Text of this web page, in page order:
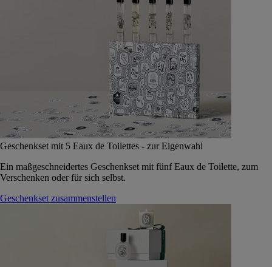
Geschenkset mit 5 Eaux de Toilettes - zur Eigenwahl
Ein maßgeschneidertes Geschenkset mit fünf Eaux de Toilette, zum
Verschenken oder für sich selbst.
Geschenkset zusammenstellen